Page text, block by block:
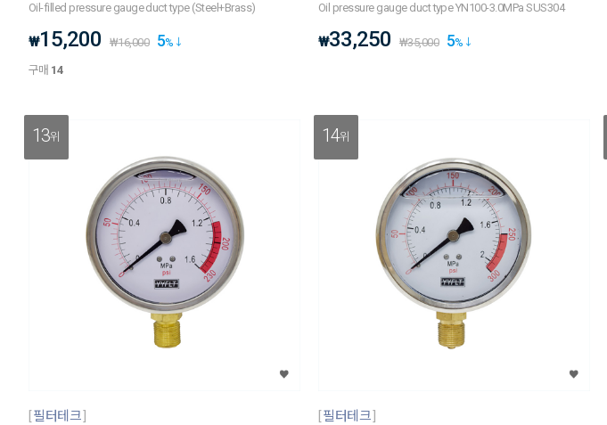
Oil-filled pressure gauge duct type (Steel+Brass)
₩15,200 ₩16,000 5%
구매 14
Oil pressure gauge duct type YN100-3.0MPa SUS304
₩33,250 ₩35,000 5%
13위
필터테크
14위
필터테크